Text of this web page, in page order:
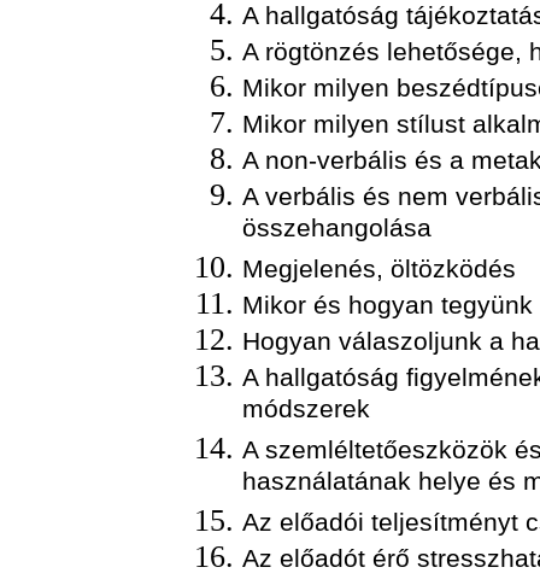
A hallgatóság
A rögtönzés lehetősége,
Mikor milyen
Mikor milyen stílust
A non-verbális és a
A verbális és nem
összehangolása
Megjelenés, öltözködés
Mikor és hogyan
Hogyan válaszoljunk a
A hallgatóság
módszerek
A szemléltetőeszközök
használatának helye és
Az előadói teljesítményt
Az előadót érő